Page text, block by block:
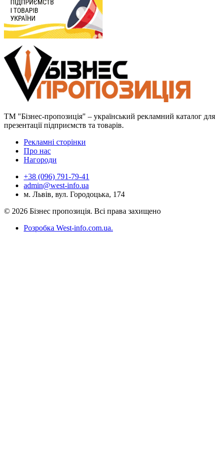
ТМ "Бізнес-пропозиція" – український рекламний каталог для
презентації підприємств та товарів.
Рекламні сторінки
Про нас
Нагороди
+38 (096) 791-79-41
admin@west-info.ua
м. Львів, вул. Городоцька, 174
© 2026 Бізнес пропозиція. Всі права захищено
Розробка West-info.com.ua.